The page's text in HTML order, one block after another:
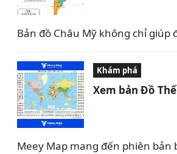
Bản đồ Châu Mỹ không chỉ
Khám phá
Xem bản Đồ
Meey Map mang đến phiên